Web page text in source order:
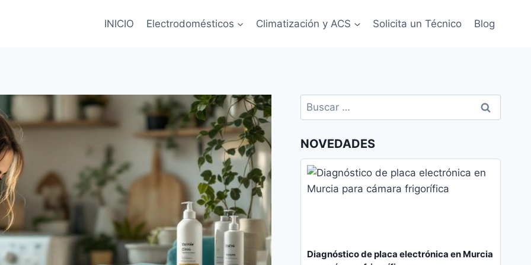
INICIO Electrodomésticos Climatización y ACS Solicita un Técnico Blog
Buscar:
NOVEDADES
Diagnóstico de placa electrónica en Murcia